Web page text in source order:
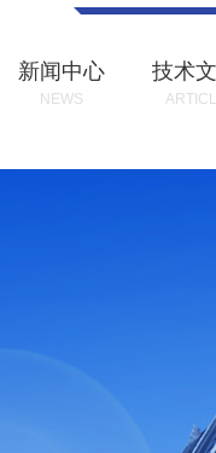
新闻中心
NEWS
技术